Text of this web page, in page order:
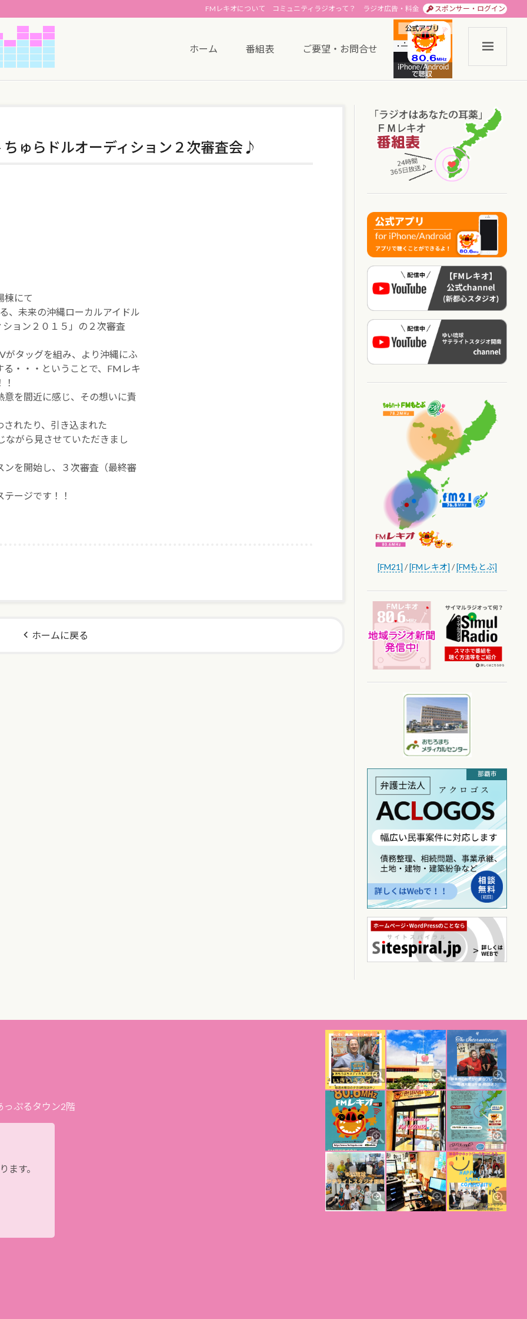
スポンサー・ログイン
ラジオ広告・料金
コミュニティラジオって？
FMレキオについて
ホーム 番組表 ご要望・お問合せ
ゅらドルオーディション２次審査会♪
棟にて
、未来の沖縄ローカルアイドル
ョン２０１５」の２次審査
がタッグを組み、より沖縄にふ
・・・ということで、FMレキ
意を間近に感じ、その想いに責
れたり、引き込まれた
ながら見させていただきまし
を開始し、３次審査（最終審
ージです！！
ホームに戻る
[FM21] /[FMレキオ] /[FMもとぶ]
っぷるタウン2階
ます。